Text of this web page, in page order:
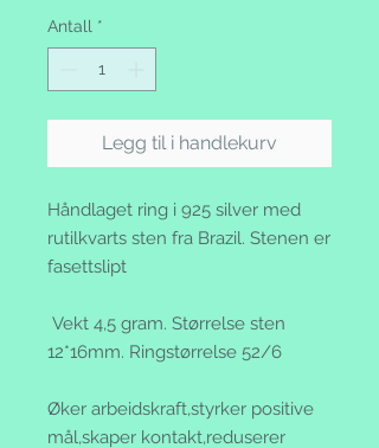
Antall *
Legg til i handlekurv
Håndlaget ring i 925 silver med
rutilkvarts sten fra Brazil. Stenen er
fasettslipt
Vekt 4,5 gram. Størrelse sten
12*16mm. Ringstørrelse 52/6
Øker arbeidskraft,styrker positive
mål,skaper kontakt,reduserer